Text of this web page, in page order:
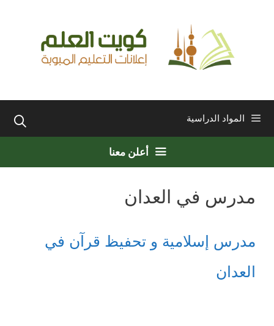
المواد الدراسية
أعلن معنا
مدرس في العدان
مدرس إسلامية و تحفيظ قرآن في
العدان